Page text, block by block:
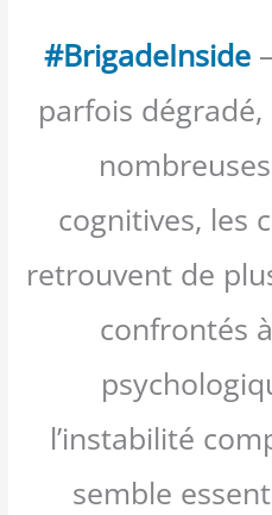
#BrigadeInside
parfois
cognitives, les
retrouvent de
confrontés
l’instabilité
semble